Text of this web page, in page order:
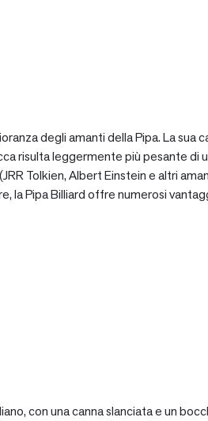
degli amanti della Pipa. La sua
risulta leggermente più pesante di
Tolkien, Albert Einstein e altri
la Pipa Billiard offre numerosi
con una canna slanciata e un